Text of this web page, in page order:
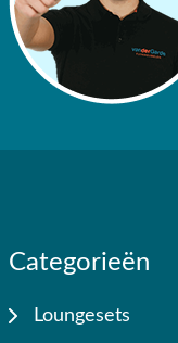
Categorieën
Loungesets